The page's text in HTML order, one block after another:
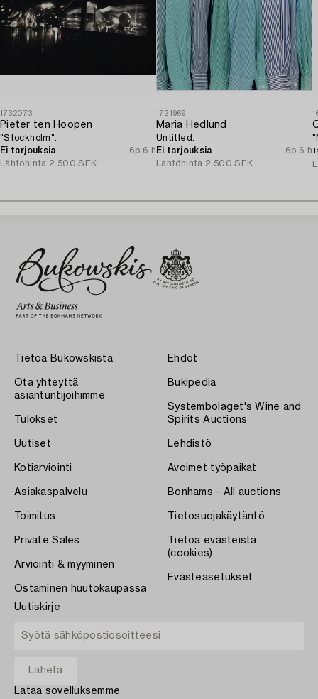
1732073
Pieter ten Hoopen
"Stockholm".
Ei tarjouksia
6p 6 h
Lähtöhinta 2 500 SEK
1721969
Maria Hedlund
Untitled.
Ei tarjouksia
6p 6 h
Lähtöhinta 2 500 SEK
Tietoa Bukowskista
Ota yhteyttä
asiantuntijoihimme
Tulokset
Uutiset
Kotiarviointi
Asiakaspalvelu
Toimitus
Private Sales
Arviointi & myyminen
Ostaminen huutokaupassa
Ehdot
Bukipedia
Systembolaget's Wine and
Spirits Auctions
Lehdistö
Avoimet työpaikat
Bonhams - All auctions
Tietosuojakäytäntö
Tietoa evästeistä
(cookies)
Evästeasetukset
Uutiskirje
Lataa sovelluksemme